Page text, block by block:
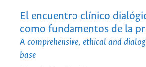
El encuentro clínico
como fundamentos de la
A comprehensive, ethical and
base